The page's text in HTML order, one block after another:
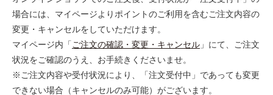
場合には、マイページよりポイントのご利用を含むご注文内容の
変更・キャンセルをしていただけます。
マイページ内「ご注文の確認・変更・キャンセル 」にて、ご注文
状況をご確認のうえ、お手続きくださいませ。
※ご注文内容や受付状況により、「注文受付中」であっても変更
できない場合（キャンセルのみ可能）がございます。